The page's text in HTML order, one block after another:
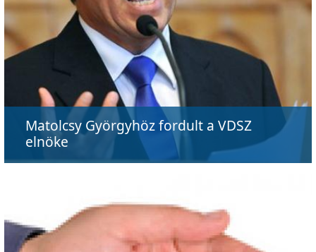
Matolcsy Györgyhöz fordult a VDSZ
elnöke